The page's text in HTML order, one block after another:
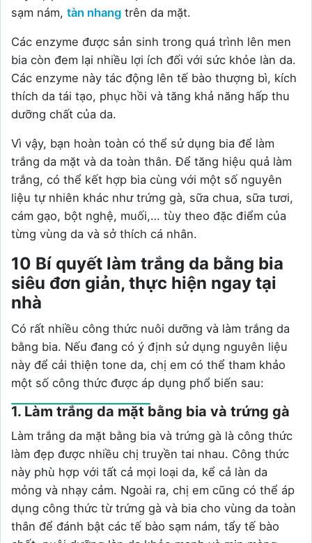
sạm nám, tàn nhang trên da mặt.
Các enzyme được sản sinh trong quá trình lên men
bia còn đem lại nhiều lợi ích đối với sức khỏe làn da.
Các enzyme này tác động lên tế bào thượng bì, kích
thích da tái tạo, phục hồi và tăng khả năng hấp thu
dưỡng chất của da.
Vì vậy, bạn hoàn toàn có thể sử dụng bia để làm
trắng da mặt và da toàn thân. Để tăng hiệu quả làm
trắng, có thể kết hợp bia cùng với một số nguyên
liệu tự nhiên khác như trứng gà, sữa chua, sữa tươi,
cám gạo, bột nghệ, muối,… tùy theo đặc điểm của
từng vùng da và sở thích cá nhân.
10 Bí quyết làm trắng da bằng bia
siêu đơn giản, thực hiện ngay tại
nhà
Có rất nhiều công thức nuôi dưỡng và làm trắng da
bằng bia. Nếu đang có ý định sử dụng nguyên liệu
này để cải thiện tone da, chị em có thể tham khảo
một số công thức được áp dụng phổ biến sau:
1. Làm trắng da mặt bằng bia và trứng gà
Làm trắng da mặt bằng bia và trứng gà là công thức
làm đẹp được nhiều chị truyền tai nhau. Công thức
này phù hợp với tất cả mọi loại da, kể cả làn da
mỏng và nhạy cảm. Ngoài ra, chị em cũng có thể áp
dụng công thức từ trứng gà và bia cho vùng da toàn
thân để đánh bật các tế bào sạm nám, tẩy tế bào